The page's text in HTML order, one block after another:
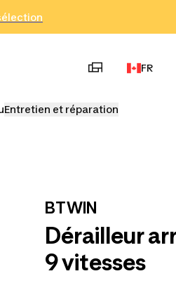
FR
Entretien et réparation
BTWIN
Dérailleur
9 vitesses